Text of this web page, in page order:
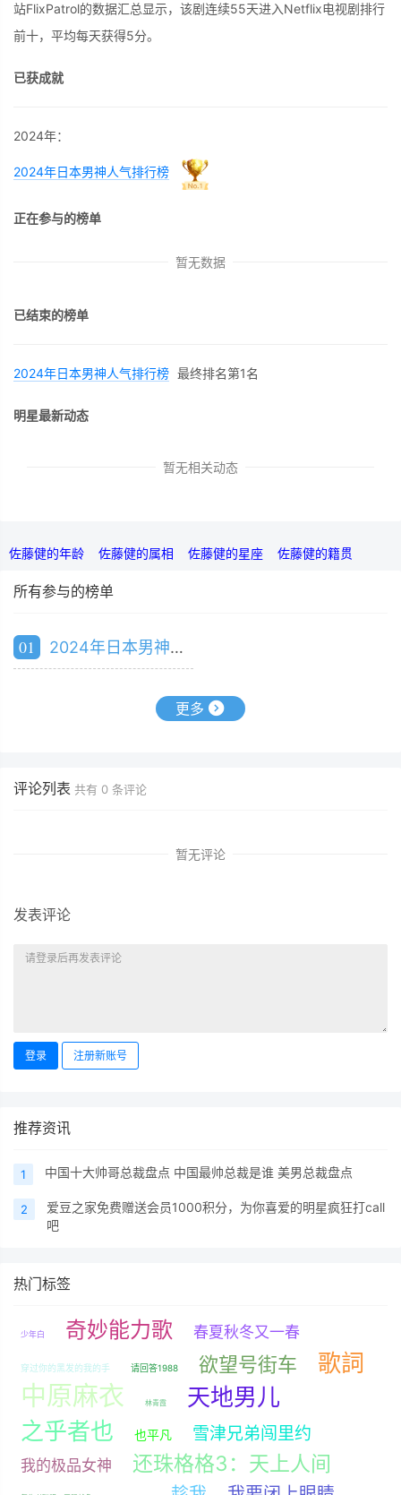
站FlixPatrol的数据汇总显示，该剧连续55天进入Netflix电视剧排行
前十，平均每天获得5分。
已获成就
2024年：
2024年日本男神人气排行榜
正在参与的榜单
暂无数据
已结束的榜单
2024年日本男神人气排行榜 最终排名第1名
明星最新动态
暂无相关动态
佐藤健的年龄 佐藤健的属相 佐藤健的星座 佐藤健的籍贯
所有参与的榜单
01 2024年日本男神人气排行榜
更多
评论列表 共有 0 条评论
暂无评论
发表评论
登录 注册新账号
推荐资讯
1 中国十大帅哥总裁盘点 中国最帅总裁是谁 美男总裁盘点
2
爱豆之家免费赠送会员1000积分，为你喜爱的明星疯狂打call
吧
热门标签
少年白 奇妙能力歌 春夏秋冬又一春
穿过你的黑发的我的手 请回答1988 欲望号街车 歌詞
中原麻衣 林青霞
天地男儿
之乎者也
也平凡 雪津兄弟闯里约
我的极品女神 还珠格格3：天上人间